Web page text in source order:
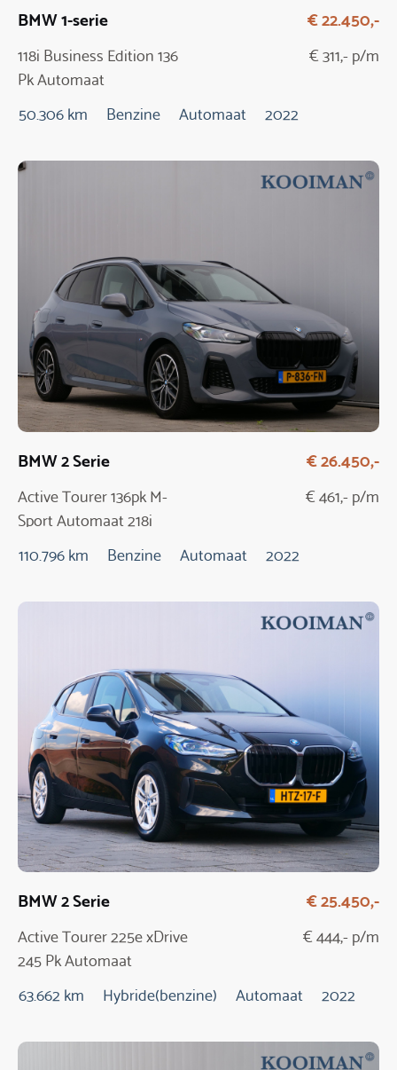
BMW 1-serie
118i Business Edition 136
Pk Automaat
€ 22.450,-
€ 311,- p/m
50.306 km Benzine Automaat 2022
BMW 2 Serie
Active Tourer 136pk M-
Sport Automaat 218i
€ 26.450,-
€ 461,- p/m
110.796 km Benzine Automaat 2022
BMW 2 Serie
Active Tourer 225e xDrive
245 Pk Automaat
€ 25.450,-
€ 444,- p/m
63.662 km Hybride(benzine) Automaat 2022